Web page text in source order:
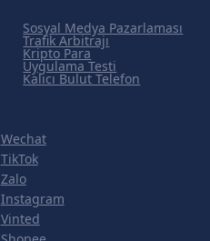
Sosyal Medya Pazarlaması
Trafik Arbitrajı
Kripto Para
Uygulama Testi
Kalıcı Bulut Telefon
Wechat
TikTok
Zalo
Instagram
Vinted